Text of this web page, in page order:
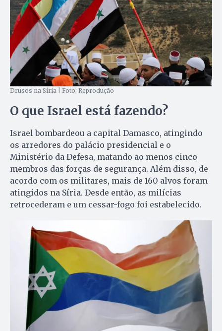
Drusos na Síria | Foto: Reprodução
O que Israel está fazendo?
Israel bombardeou a capital Damasco, atingindo
os arredores do palácio presidencial e o
Ministério da Defesa, matando ao menos cinco
membros das forças de segurança. Além disso, de
acordo com os militares, mais de 160 alvos foram
atingidos na Síria. Desde então, as milícias
retrocederam e um cessar-fogo foi estabelecido.